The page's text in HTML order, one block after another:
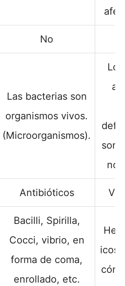
No
Las bacterias son
organismos vivos.
(Microorganismos).
son
no
Antibióticos
Bacilli, Spirilla,
Cocci, vibrio, en
forma de coma,
enrollado, etc.